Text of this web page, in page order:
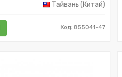
Тайвань (Китай)
Код: 855041-47